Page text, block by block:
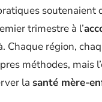
soutenaient
trimestre à l’
Chaque région,
méthodes, mais
la santé mère-